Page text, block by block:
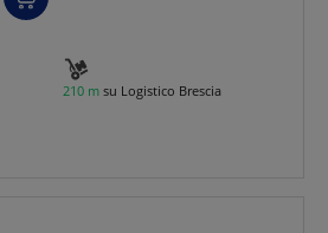
210 m su Logistico Brescia